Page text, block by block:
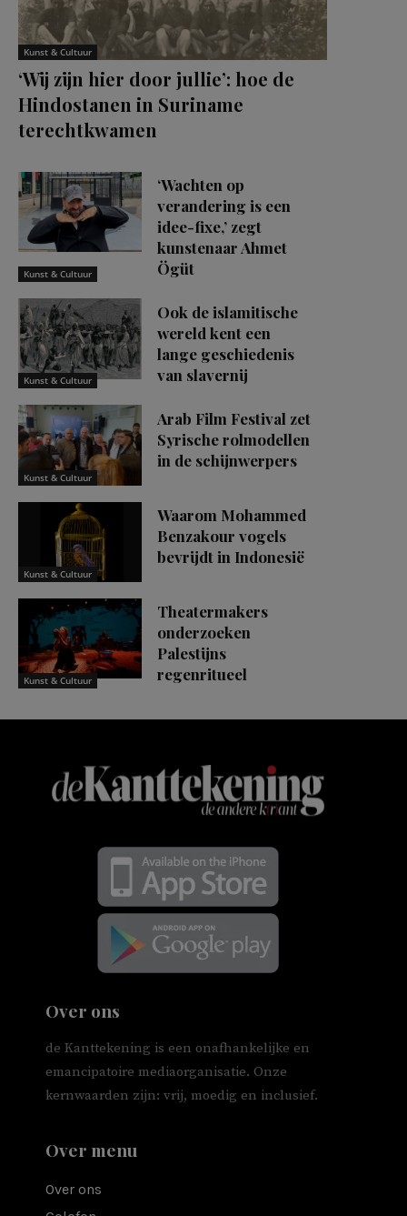
Kunst & Cultuur
‘Wij zijn hier door jullie’: hoe de
Hindostanen in Suriname
terechtkwamen
Kunst & Cultuur
‘Wachten op
verandering is een
idee-fixe,’ zegt
kunstenaar Ahmet
Ögüt
Kunst & Cultuur
Ook de islamitische
wereld kent een
lange geschiedenis
van slavernij
Kunst & Cultuur
Arab Film Festival zet
Syrische rolmodellen
in de schijnwerpers
Kunst & Cultuur
Waarom Mohammed
Benzakour vogels
bevrijdt in Indonesië
Kunst & Cultuur
Theatermakers
onderzoeken
Palestijns
regenritueel
Over ons
de Kanttekening is een onafhankelijke en
emancipatoire mediaorganisatie. Onze
kernwaarden zijn: vrij, moedig en inclusief.
Over menu
Over ons